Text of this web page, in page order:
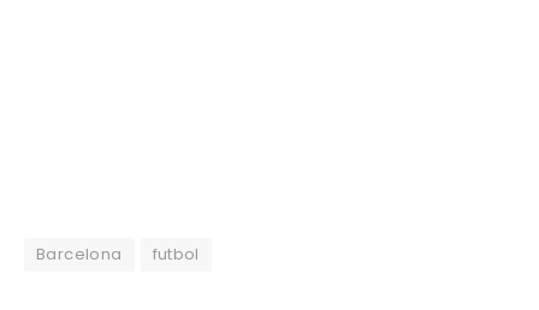
Barcelona futbol